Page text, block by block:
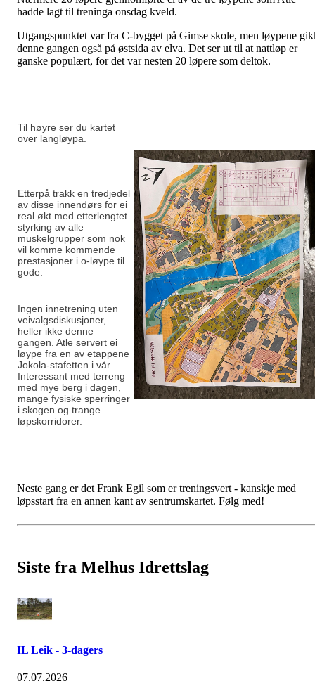
hadde lagt til treninga onsdag kveld.
Utgangspunktet var fra C-bygget på Gimse skole, men løypene
denne gangen også på østsida av elva. Det ser ut til at nattløp er
ganske populært, for det var nesten 20 løpere som deltok.
Til høyre ser du kartet
over langløypa.
Etterpå trakk en tredjedel
av disse innendørs for ei
real økt med etterlengtet
styrking av alle
muskelgrupper som nok
vil komme kommende
prestasjoner i o-løype til
gode.
Ingen innetrening uten
veivalgsdiskusjoner,
heller ikke denne
gangen. Atle servert ei
løype fra en av etappene
Jokola-stafetten i vår.
Interessant med terreng
med mye berg i dagen,
mange fysiske sperringer
i skogen og trange
løpskorridorer.
Neste gang er det Frank Egil som er treningsvert - kanskje med
løpsstart fra en annen kant av sentrumskartet. Følg med!
Siste fra Melhus Idrettslag
IL Leik - 3-dagers
07.07.2026